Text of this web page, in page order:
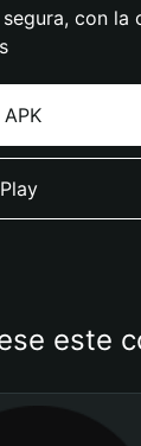
con la
este